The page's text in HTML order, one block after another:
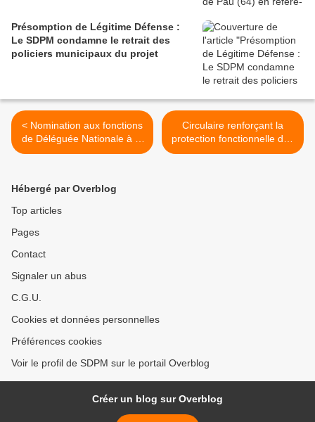
Présomption de Légitime Défense :
Le SDPM condamne le retrait des
policiers municipaux du projet
< Nomination aux fonctions
de Déléguée Nationale à la
promotion féminine dans la
Circulaire renforçant la
protection fonctionnelle des
agents publics >
Hébergé par Overblog
Top articles
Pages
Contact
Signaler un abus
C.G.U.
Cookies et données personnelles
Préférences cookies
Voir le profil de SDPM sur le portail Overblog
Créer un blog sur Overblog